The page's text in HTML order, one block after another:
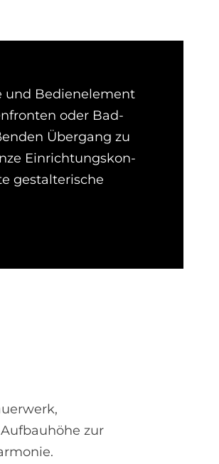
und Bedien­ele­ment
oder Bad­
Über­gang zu
Ein­­richtungs­­kon­­
ge­stalterische
zur